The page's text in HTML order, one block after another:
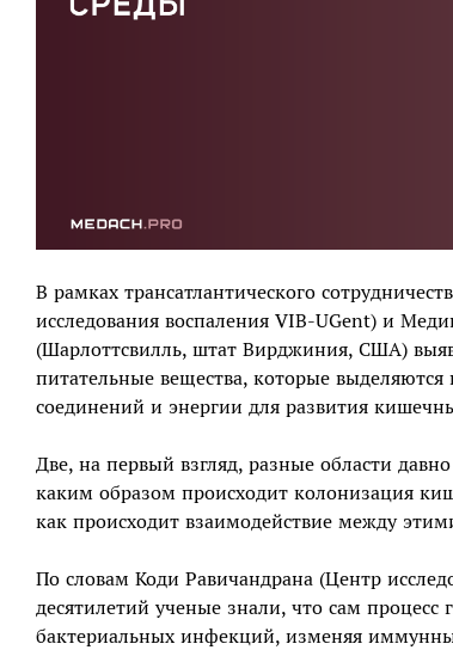
В рамках трансатлантического
исследования воспаления VIB-UGent) и
(Шарлоттсвилль, штат Вирджиния, США)
питательные вещества, которые
соединений и энергии для развития
Две, на первый взгляд, разные области
каким образом происходит колонизация
как происходит взаимодействие между
По словам Коди Равичандрана (Центр
десятилетий ученые знали, что сам
бактериальных инфекций, изменяя